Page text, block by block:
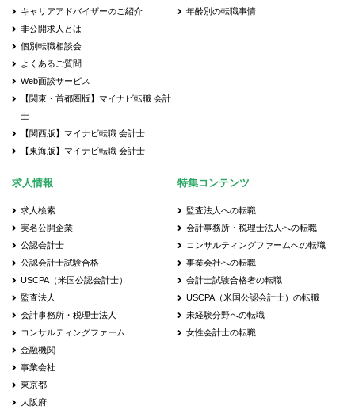
キャリアアドバイザーのご紹介
非公開求人とは
個別転職相談会
よくあるご質問
Web面談サービス
【関東・首都圏版】マイナビ転職 会計
士
【関西版】マイナビ転職 会計士
【東海版】マイナビ転職 会計士
年齢別の転職事情
求人情報
求人検索
実名公開企業
公認会計士
公認会計士試験合格
USCPA（米国公認会計士）
監査法人
会計事務所・税理士法人
コンサルティングファーム
金融機関
事業会社
東京都
大阪府
特集コンテンツ
監査法人への転職
会計事務所・税理士法人への転職
コンサルティングファームへの転職
事業会社への転職
会計士試験合格者の転職
USCPA（米国公認会計士）の転職
未経験分野への転職
女性会計士の転職